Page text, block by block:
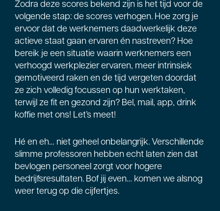
Zodra deze scores bekend zijn is het tijd voor de
volgende stap: de scores verhogen. Hoe zorg je
ervoor dat de werknemers daadwerkelijk deze
actieve staat gaan ervaren én nastreven? Hoe
bereik je een situatie waarin werknemers een
verhoogd werkplezier ervaren, meer intrinsiek
gemotiveerd raken en de tijd vergeten doordat
ze zich volledig focussen op hun werktaken,
terwijl ze fit en gezond zijn? Bel, mail, app, drink
koffie met ons! Let’s meet!
Hé en eh… niet geheel onbelangrijk. Verschillende
slimme professoren hebben echt laten zien dat
bevlogen personeel zorgt voor hogere
bedrijfsresultaten. Bof jij even… komen we alsnog
weer terug op die cijfertjes.